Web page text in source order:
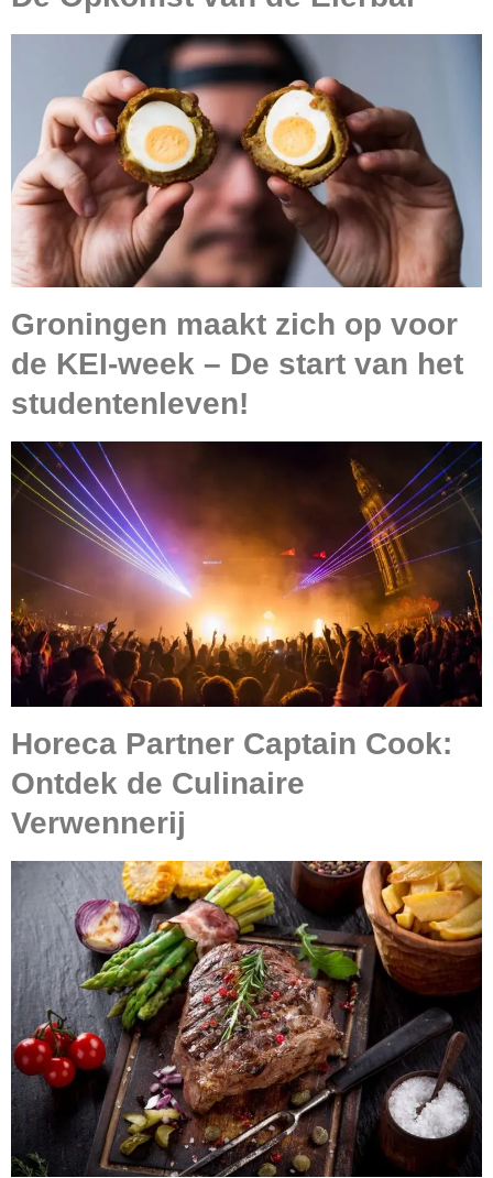
Groningen maakt zich op voor
de KEI-week – De start van het
studentenleven!
Horeca Partner Captain Cook:
Ontdek de Culinaire
Verwennerij